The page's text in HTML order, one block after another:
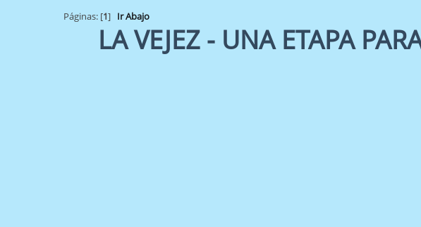
Páginas: [1] Ir Abajo
LA VEJEZ - UNA ETAPA